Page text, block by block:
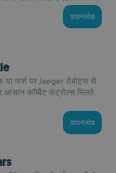
डाउनलोड
या फर्श पर Jaeger रोबोट्स से
आसान कॉम्बैट कंट्रोल्स मिलते
डाउनलोड